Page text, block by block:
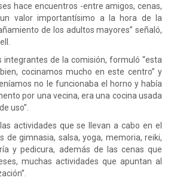
hace encuentros -entre amigos, cenas,
valor importantísimo a la hora de la
de los adultos mayores” señaló,
integrantes de la comisión, formuló “esta
cocinamos mucho en este centro” y
no le funcionaba el horno y había
por una vecina, era una cocina usada
uso”.
actividades que se llevan a cabo en el
de gimnasia, salsa, yoga, memoria, reiki,
y pedicura, además de las cenas que
muchas actividades que apuntan al